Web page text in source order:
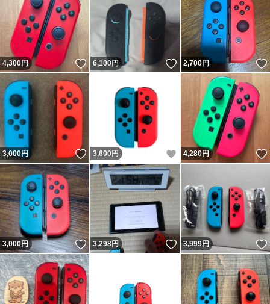
4,300円 いいね！
6,100円 いいね！
2,700円
3,000円 いいね！
3,600 円 いいね！
4,280円
3,000円 いいね！
3,298円 いいね！
3,999円